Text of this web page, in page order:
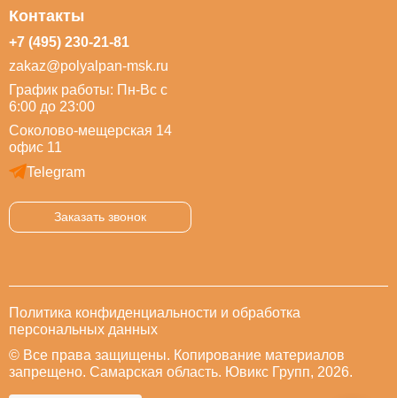
Контакты
+7 (495) 230-21-81
zakaz@polyalpan-msk.ru
График работы: Пн-Вс с
6:00 до 23:00
Соколово-мещерская 14
офис 11
Telegram
Заказать звонок
Политика конфиденциальности и обработка
персональных данных
© Все права защищены. Копирование материалов
запрещено. Самарская область. Ювикс Групп, 2026.